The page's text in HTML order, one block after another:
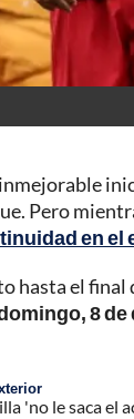
Pero
en el
hasta el final
8
'no le saca el